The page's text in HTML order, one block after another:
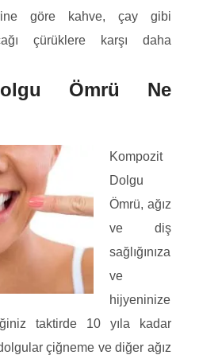
göre kahve, çay gibi
çürüklere karşı daha
Ömrü Ne
Kompozit
Dolgu
Ömrü, ağız
ve diş
sağlığınıza
ve
hijyeninize
taktirde 10 yıla kadar
çiğneme ve diğer ağız